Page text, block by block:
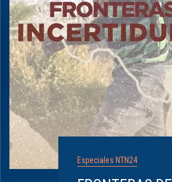
Especiales NTN24